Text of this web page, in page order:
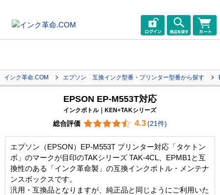
インク革命.COM エプソン 互換インク型番・プリンター型番から探す
EPSON EP-M553T対応
インクボトル｜KEN+TAKシリーズ
総合評価 4.3 (21件)
エプソン（EPSON）EP-M553T プリンター対応「タケトン
ボ」のマークが目印のTAKシリーズ TAK-4CL、EPMB1と互
換性のある「インク革命製」の互換インクボトル・メンテナ
ンスボックスです。
汎用・互換品となりますが、純正品と同じようにご利用いた